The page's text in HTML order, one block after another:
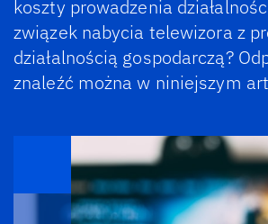
koszty prowadzenia
związek nabycia telewizora z
działalnością gospodarczą?
znaleźć można w niniejszym